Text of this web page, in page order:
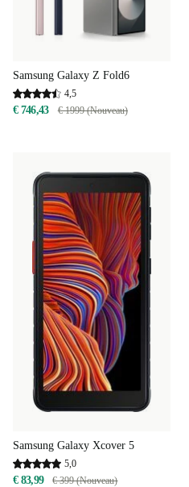
Samsung Galaxy Z Fold6
4,5
€ 746,43 € 1999 (Nouveau)
Samsung Galaxy Xcover 5
5,0
€ 83,99 € 399 (Nouveau)